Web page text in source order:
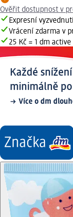
Ověřit dostupnost v
Expresní
Vrácení zdarma v
25 Kč = 1 dm
Každé
minimálně
Více o dm